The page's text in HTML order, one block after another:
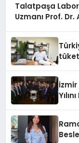
Talatpaşa
Uzmanı Prof.
İzmir